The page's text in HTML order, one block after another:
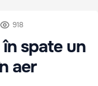
918
spate un
aer